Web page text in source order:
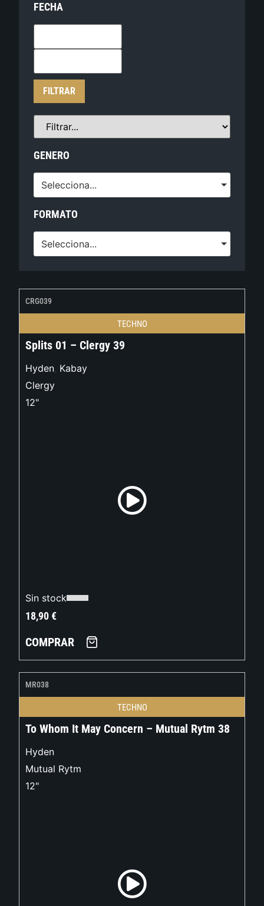
FECHA
FILTRAR
GENERO
Selecciona...
FORMATO
Selecciona...
CRG039
TECHNO
Splits 01 – Clergy 39
Hyden, Kabay
Clergy
12"
Sin stock
18,90€
COMPRAR
MR038
TECHNO
To Whom It May Concern – Mutual Rytm 38
Hyden
Mutual Rytm
12"